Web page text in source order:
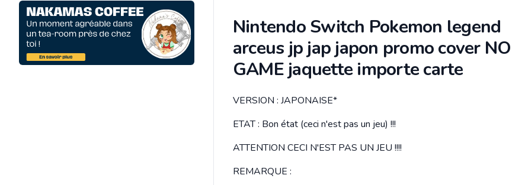
Nintendo Switch Pokemon legend
arceus jp jap japon promo cover NO
GAME jaquette importe carte
Description
VERSION : JAPONAISE*
ETAT : Bon état (ceci n'est pas un jeu) !!!
ATTENTION CECI N'EST PAS UN JEU !!!!
REMARQUE :